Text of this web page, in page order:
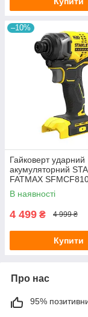
–10%
Гайковерт ударний
акумуляторний
FATMAX
В наявності
4 499 ₴ 4 999 ₴
Купити
Про нас
95%